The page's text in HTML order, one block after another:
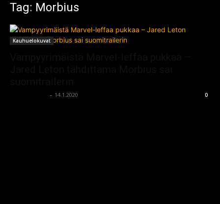
Tag: Morbius
Kauhuelokuvat
- 14.1.2020 0